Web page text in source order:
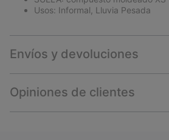
Usos: Informal, Lluvia Pesada
Envíos y devoluciones
Opiniones de clientes